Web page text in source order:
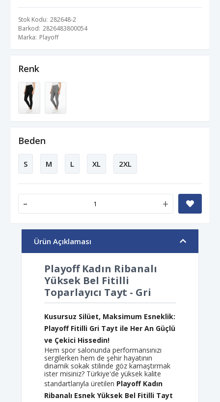
Stok Kodu 282648-2
Barkod 2826483800054
Marka Playoff
Renk
Beden
S M L XL 2XL
- +
Ürün Açıklaması
Playoff Kadın Ribanalı
Yüksek Bel Fitilli
Toparlayıcı Tayt - Gri
Kusursuz Silüet, Maksimum Esneklik:
Playoff Fitilli Gri Tayt ile Her An Güçlü
ve Çekici Hissedin!
Hem spor salonunda performansınızı
sergilerken hem de şehir hayatının
dinamik sokak stilinde göz kamaştırmak
ister misiniz? Türkiye'de yüksek kalite
standartlarıyla üretilen Playoff Kadın
Ribanalı Esnek Yüksek Bel Fitilli Tayt